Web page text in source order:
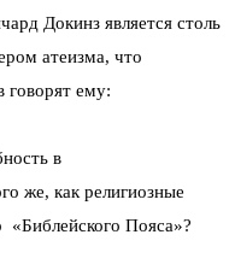
Докинз является столь
атеизма, что
говорят ему:
в
же, как религиозные
«Библейского Пояса»?